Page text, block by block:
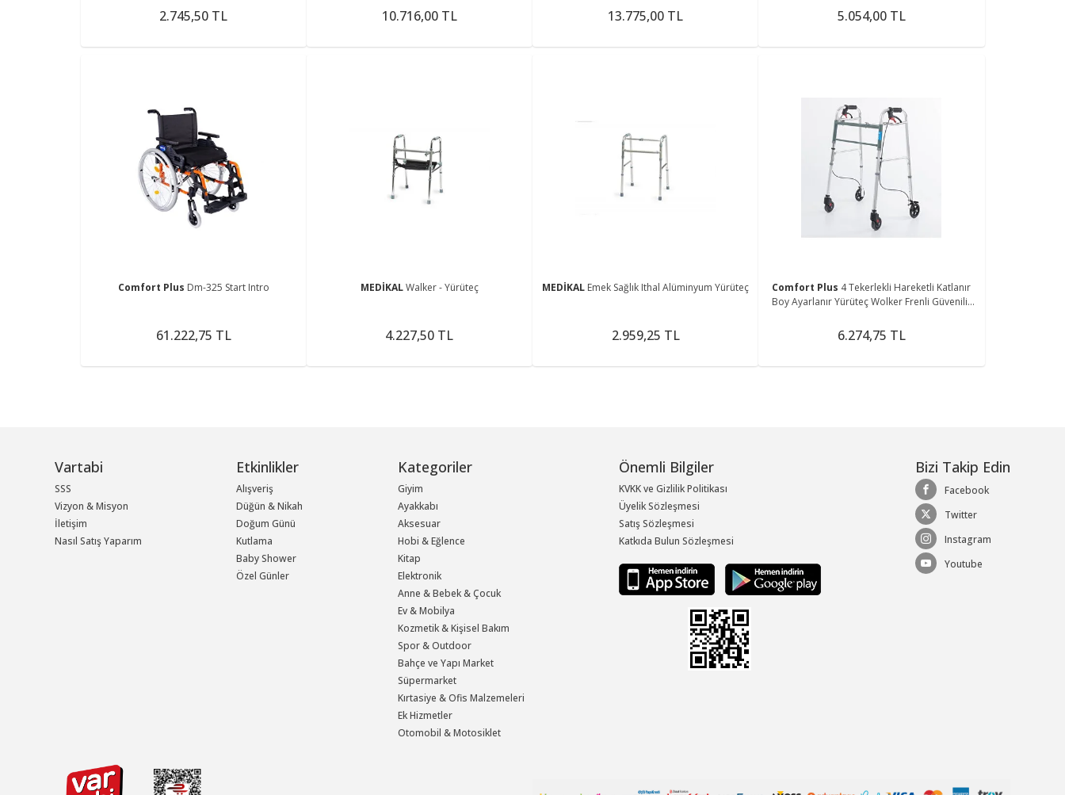
2.745,50 TL 10.716,00 TL 13.775,00 TL 5.054,00 TL
Comfort Plus Dm-325 Start Intro
61.222,75 TL
MEDİKALWalker - Yürüteç
4.227,50 TL
MEDİKAL Emek Sağlık Ithal Alüminyum Yürüteç
2.959,25 TL
Comfort Plus 4 Tekerlekli Hareketli Katlanır
Boy Ayarlanır Yürüteç Wolker Frenli Güvenilir
6.274,75 TL
Vartabi
SSS
Vizyon & Misyon
İletişim
Nasıl Satış Yaparım
Etkinlikler
Alışveriş
Düğün & Nikah
Doğum Günü
Kutlama
Baby Shower
Özel Günler
Kategoriler
Giyim
Ayakkabı
Aksesuar
Hobi & Eğlence
Kitap
Elektronik
Anne & Bebek & Çocuk
Ev & Mobilya
Kozmetik & Kişisel Bakım
Spor & Outdoor
Bahçe ve Yapı Market
Süpermarket
Kırtasiye & Ofis Malzemeleri
Ek Hizmetler
Otomobil & Motosiklet
Önemli Bilgiler
KVKK ve Gizlilik Politikası
Üyelik Sözleşmesi
Satış Sözleşmesi
Katkıda Bulun Sözleşmesi
Bizi Takip Edin
Facebook
Twitter
Instagram
Youtube